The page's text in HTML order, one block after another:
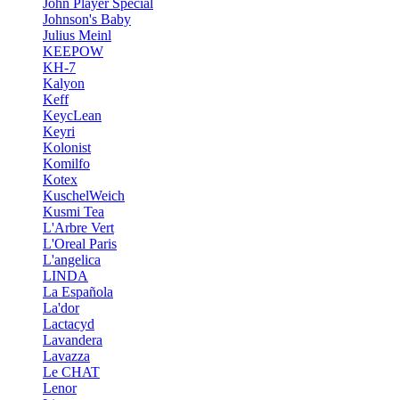
John Player Special
Johnson's Baby
Julius Meinl
KEEPOW
KH-7
Kalyon
Keff
KeycLean
Keyri
Kolonist
Komilfo
Kotex
KuschelWeich
Kusmi Tea
L'Arbre Vert
L'Oreal Paris
L'angelica
LINDA
La Española
La'dor
Lactacyd
Lavandera
Lavazza
Le CHAT
Lenor